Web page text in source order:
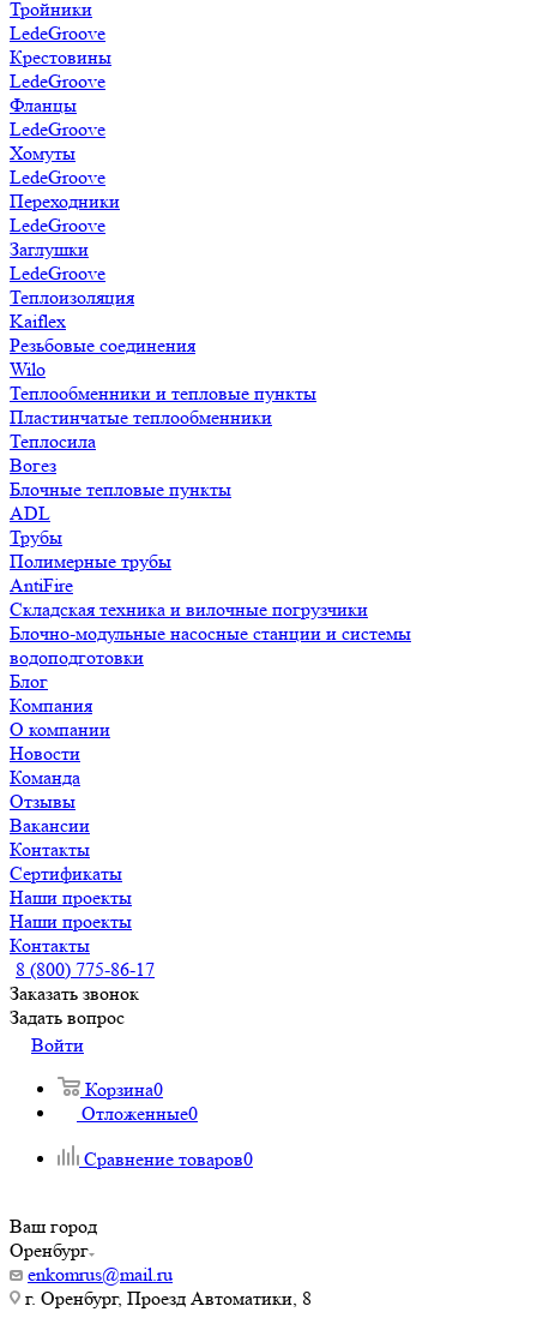
Тройники
LedeGroove
Крестовины
LedeGroove
Фланцы
LedeGroove
Хомуты
LedeGroove
Переходники
LedeGroove
Заглушки
LedeGroove
Теплоизоляция
Kaiflex
Резьбовые соединения
Wilo
Теплообменники и тепловые пункты
Пластинчатые теплообменники
Теплосила
Вогез
Блочные тепловые пункты
ADL
Трубы
Полимерные трубы
AntiFire
Складская техника и вилочные погрузчики
Блочно-модульные насосные станции и системы
водоподготовки
Блог
Компания
О компании
Новости
Команда
Отзывы
Вакансии
Контакты
Сертификаты
Наши проекты
Наши проекты
Контакты
8 (800) 775-86-17
Заказать звонок
Задать вопрос
Войти
Корзина0
Отложенные0
Сравнение товаров0
Ваш город
Оренбург
enkomrus@mail.ru
г. Оренбург, Проезд Автоматики, 8